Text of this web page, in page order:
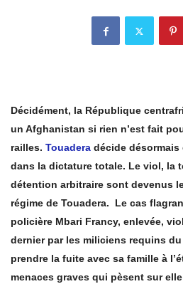
Décidément, la République
un Afghanistan si rien n’est fait
railles. Touadera décide
dans la dictature totale. Le viol, la
détention arbitraire sont devenus
régime de Touadera. Le cas
policière Mbari Francy, enlevée,
dernier par les miliciens requins
prendre la fuite avec sa famille à
menaces graves qui pèsent sur